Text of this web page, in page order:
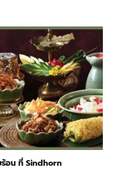
ร้อน ที่ Sindhorn